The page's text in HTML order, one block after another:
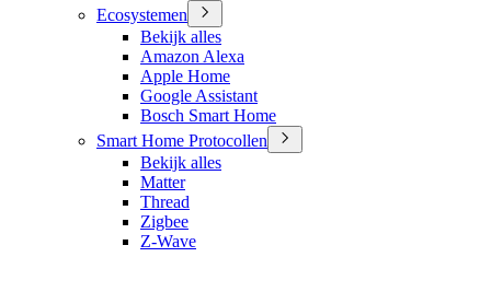
Ecosystemen
Bekijk alles
Amazon Alexa
Apple Home
Google Assistant
Bosch Smart Home
Smart Home Protocollen
Bekijk alles
Matter
Thread
Zigbee
Z-Wave